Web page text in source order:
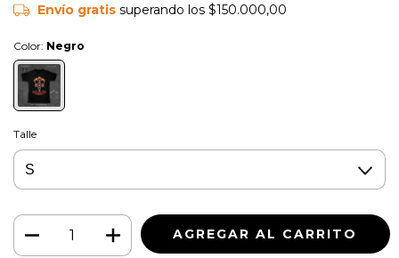
Envío gratis superando los $150.000,00
Color: Negro
Talle